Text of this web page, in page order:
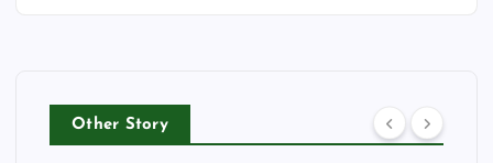
Other Story